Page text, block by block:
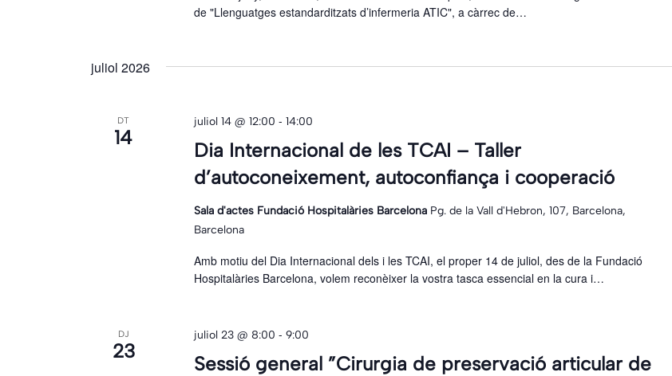
de "Llenguatges estandarditzats d’infermeria ATIC", a càrrec de…
juliol 2026
DT
14
Dia Internacional de les TCAI – Taller
d’autoconeixement, autoconfiança i cooperació
juliol 14 @ 12:00 -14:00
Sala d'actes Fundació Hospitalàries Barcelona Pg. de la Vall d'Hebron, 107, Barcelona,
Barcelona
Amb motiu del Dia Internacional dels i les TCAI, el proper 14 de juliol, des de la Fundació
Hospitalàries Barcelona, volem reconèixer la vostra tasca essencial en la cura i…
DJ
23
Sessió general ”Cirurgia de preservació articular de
juliol 23 @ 8:00 -9:00